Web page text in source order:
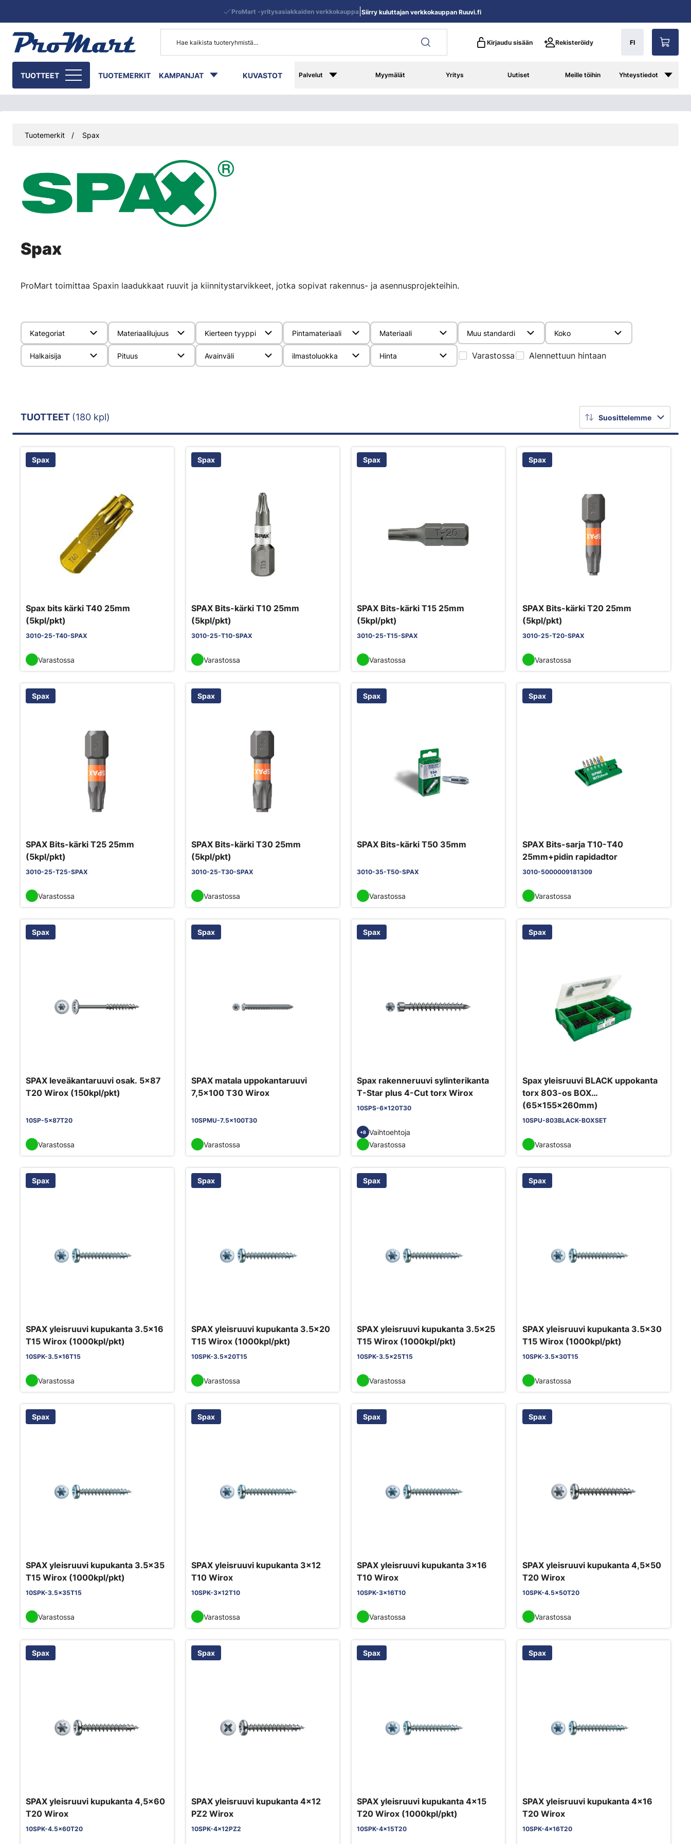
Kirjaudu sisään Rekisteröidy FI
TUOTTEET TUOTEMERKIT KAMPANJAT KUVASTOT Palvelut Myymälät Yritys Uutiset Meille töihin Yhteystiedot
ProMart -yritysasiakkaiden verkkokauppa| Siirry kuluttajan verkkokauppan Ruuvi.fi
Tuotemerkit Spax
Spax
ProMart toimittaa Spaxin laadukkaat ruuvit ja kiinnitystarvikkeet, jotka sopivat rakennus- ja asennusprojekteihin.
Kategoriat Materiaalilujuus Kierteen tyyppi Pintamateriaali Materiaali Muu standardi Koko
Halkaisija Pituus Avainväli ilmastoluokka Hinta Varastossa Alennettuun hintaan
Suosittelemme
TUOTTEET (180 kpl)
Spax
Spax bits kärki T40 25mm
(5kpl/pkt)
3010-25-T40-SPAX
Varastossa
Spax
SPAX Bits-kärki T10 25mm
(5kpl/pkt)
3010-25-T10-SPAX
Varastossa
Spax
SPAX Bits-kärki T15 25mm
(5kpl/pkt)
3010-25-T15-SPAX
Varastossa
Spax
SPAX Bits-kärki T20 25mm
(5kpl/pkt)
3010-25-T20-SPAX
Varastossa
Spax
SPAX Bits-kärki T25 25mm
(5kpl/pkt)
3010-25-T25-SPAX
Varastossa
Spax
SPAX Bits-kärki T30 25mm
(5kpl/pkt)
3010-25-T30-SPAX
Varastossa
Spax
SPAX Bits-kärki T50 35mm
3010-35-T50-SPAX
Varastossa
Spax
SPAX Bits-sarja T10-T40
25mm+pidin rapidadtor
3010-5000009181309
Varastossa
Spax
SPAX leveäkantaruuvi osak. 5x87
T20 Wirox (150kpl/pkt)
10SP-5x87T20
Varastossa
Spax
SPAX matala uppokantaruuvi
7,5x100 T30 Wirox
10SPMU-7.5x100T30
Varastossa
Spax
Spax rakenneruuvi sylinterikanta
T-Star plus 4-Cut torx Wirox
10SPS-6x120T30
+8 Vaihtoehtoja
Varastossa
Spax
Spax yleisruuvi BLACK uppokanta
torx 803-os BOX
(65x155x260mm)
10SPU-803BLACK-BOXSET
Varastossa
Spax
SPAX yleisruuvi kupukanta 3.5x16
T15 Wirox (1000kpl/pkt)
10SPK-3.5x16T15
Varastossa
Spax
SPAX yleisruuvi kupukanta 3.5x20
T15 Wirox (1000kpl/pkt)
10SPK-3.5x20T15
Varastossa
Spax
SPAX yleisruuvi kupukanta 3.5x25
T15 Wirox (1000kpl/pkt)
10SPK-3.5x25T15
Varastossa
Spax
SPAX yleisruuvi kupukanta 3.5x30
T15 Wirox (1000kpl/pkt)
10SPK-3.5x30T15
Varastossa
Spax
SPAX yleisruuvi kupukanta 3.5x35
T15 Wirox (1000kpl/pkt)
10SPK-3.5x35T15
Varastossa
Spax
SPAX yleisruuvi kupukanta 3x12
T10 Wirox
10SPK-3x12T10
Varastossa
Spax
SPAX yleisruuvi kupukanta 3x16
T10 Wirox
10SPK-3x16T10
Varastossa
Spax
SPAX yleisruuvi kupukanta 4,5x50
T20 Wirox
10SPK-4.5x50T20
Varastossa
Spax
SPAX yleisruuvi kupukanta 4,5x60
T20 Wirox
10SPK-4.5x60T20
Spax
SPAX yleisruuvi kupukanta 4x12
PZ2 Wirox
10SPK-4x12PZ2
Spax
SPAX yleisruuvi kupukanta 4x15
T20 Wirox (1000kpl/pkt)
10SPK-4x15T20
Spax
SPAX yleisruuvi kupukanta 4x16
T20 Wirox
10SPK-4x16T20